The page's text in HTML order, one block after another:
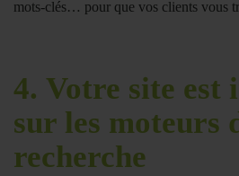
mots-clés… pour que vos clients vous
4. Votre site est
sur les moteurs
recherche